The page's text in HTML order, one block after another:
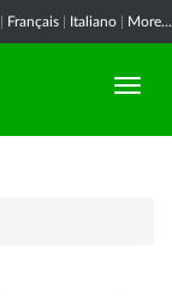
Français Italiano More...